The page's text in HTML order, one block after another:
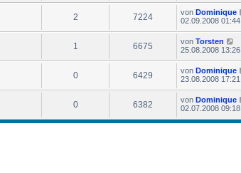
2 7224 von Dominique
02.09.2008 01:44
1 6675 von Torsten
25.08.2008 13:26
0 6429 von Dominique
23.08.2008 17:21
0 6382 von Dominique
02.07.2008 09:18